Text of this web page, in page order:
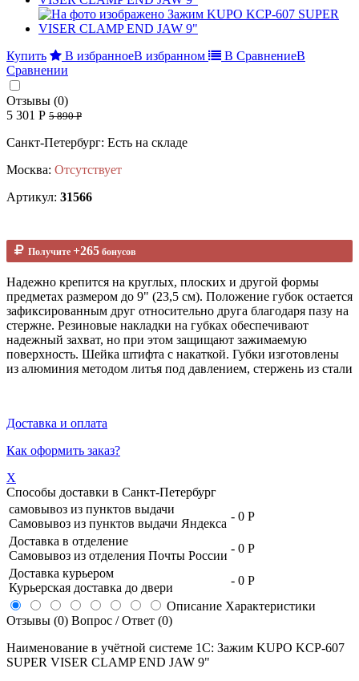
Купить В избранноеВ избранном В СравнениеВ
Сравнении
Отзывы (0)
5 301 Р 5 890 Р
Санкт-Петербург: Есть на складе
Москва: Отсутствует
Артикул: 31566
Получите +265 бонусов
Надежно крепится на круглых, плоских и другой формы
предметах размером до 9" (23,5 см). Положение губок остается
зафиксированным друг относительно друга благодаря пазу на
стержне. Резиновые накладки на губках обеспечивают
надежный захват, но при этом защищают зажимаемую
поверхность. Шейка штифта с накаткой. Губки изготовлены
из алюминия методом литья под давлением, стержень из стали
Доставка и оплата
Как оформить заказ?
X
Способы доставки в Санкт-Петербург
самовывоз из пунктов выдачи
Самовывоз из пунктов выдачи Яндекса
- 0 Р
Доставка в отделение
Самовывоз из отделения Почты России
- 0 Р
Доставка курьером
Курьерская доставка до двери
- 0 Р
Описание Характеристики
Отзывы (0) Вопрос / Ответ (0)
Наименование в учётной системе 1С: Зажим KUPO KCP-607
SUPER VISER CLAMP END JAW 9"